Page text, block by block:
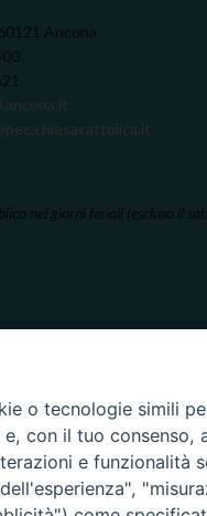
Ancona
nei giorni feriali (escluso il
o tecnologie simili
con il tuo consenso,
e funzionalità